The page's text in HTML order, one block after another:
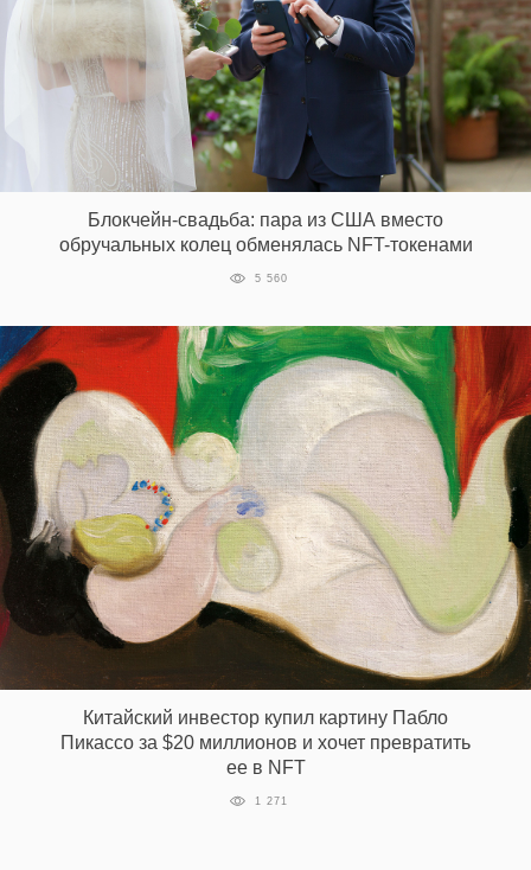
Блокчейн-свадьба: пара из США вместо
обручальных колец обменялась NFT-токенами
5 560
Китайский инвестор купил картину Пабло
Пикассо за $20 миллионов и хочет превратить
ее в NFT
1 271